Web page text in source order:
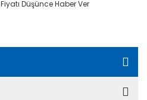
Fiyatı Düşünce Haber Ver